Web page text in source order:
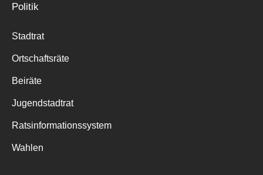
Politik
Stadtrat
Ortschaftsräte
Beiräte
Jugendstadtrat
Ratsinformationssystem
Wahlen